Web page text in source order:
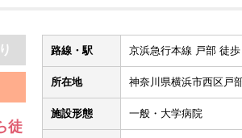
徒
路線・駅 京浜急行本線 戸部 徒
所在地 神奈川県横浜市西区戸
施設形態 一般・大学病院